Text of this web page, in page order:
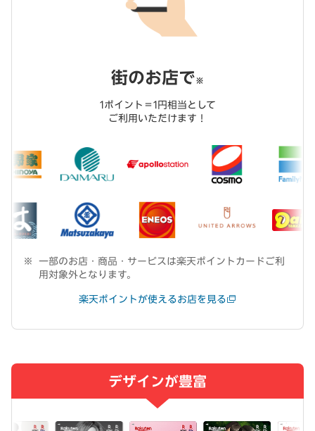
街のお店で※
1ポイント＝1円相当として
ご利用いただけます！
一部のお店・商品・サービスは楽天ポイントカードご利
用対象外となります。
楽天ポイントが使えるお店を見る
デザインが豊富